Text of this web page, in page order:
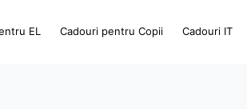
EL Cadouri pentru Copii Cadouri IT